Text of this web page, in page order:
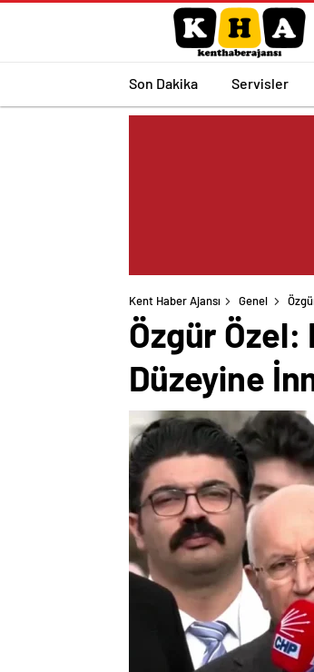
Son Dakika Servisler
Kent Haber Ajansı Genel
Özgür Özel:
Düzeyine